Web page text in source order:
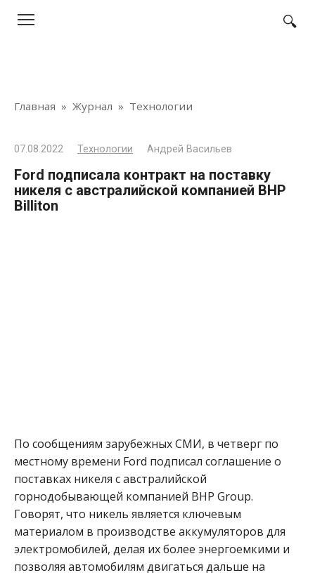
Главная » Журнал » Технологии
07.08.2022 Технологии Андрей Васильев
Ford подписала контракт на поставку
никеля с австралийской компанией BHP
Billiton
По сообщениям зарубежных СМИ, в четверг по
местному времени Ford подписал соглашение о
поставках никеля с австралийской
горнодобывающей компанией BHP Group.
Говорят, что никель является ключевым
материалом в производстве аккумуляторов для
электромобилей, делая их более энергоемкими и
позволяя автомобилям двигаться дальше на